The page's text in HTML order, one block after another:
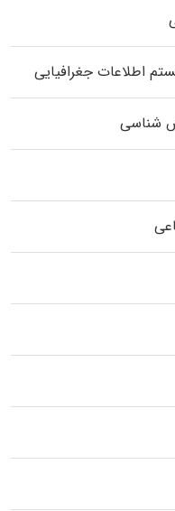
اطلاعات جغرافیایی
شناسی